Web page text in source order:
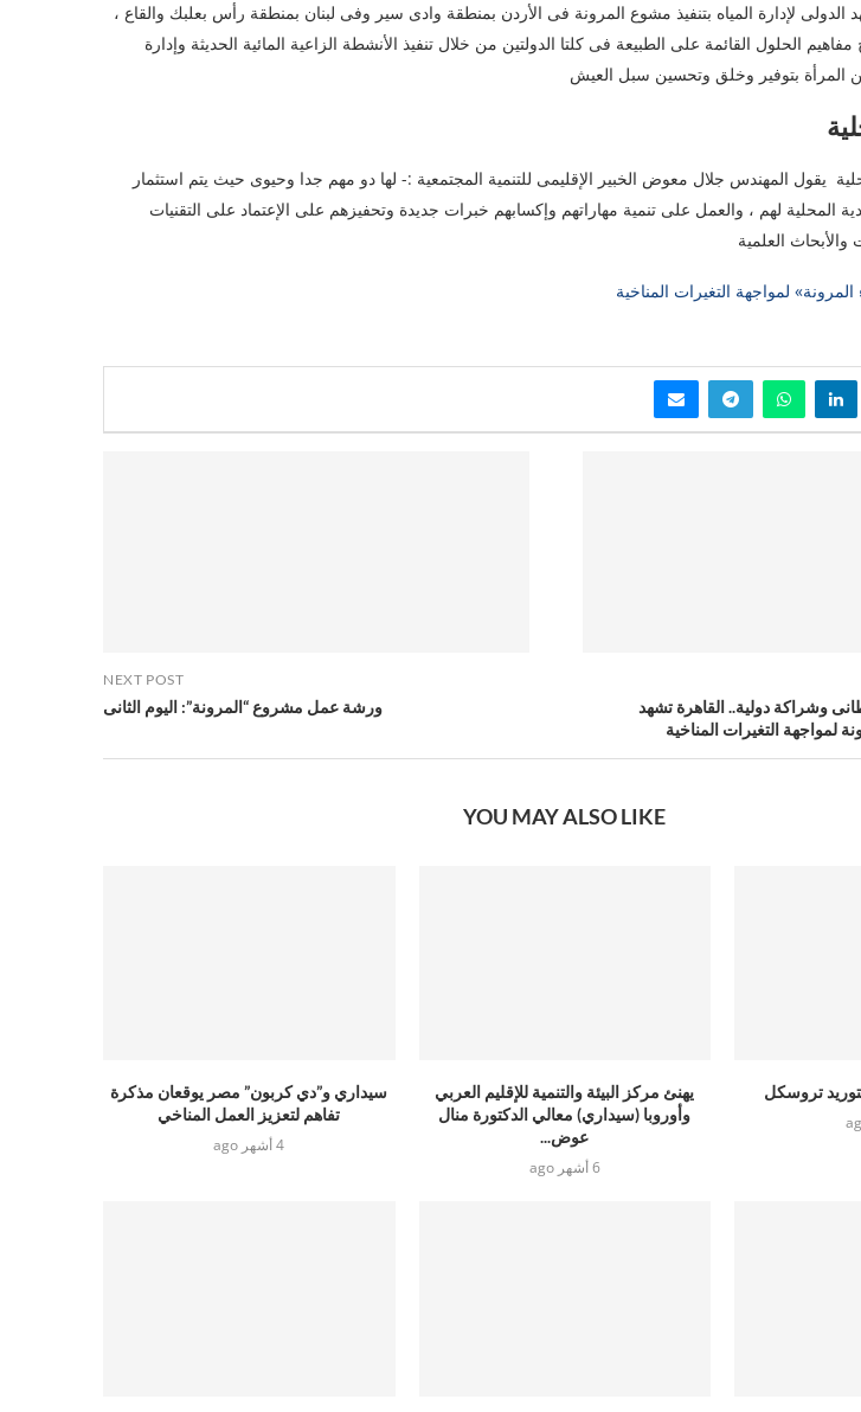
الدولى لإدارة المياه بتنفيذ مشوع المرونة فى الأردن بمنطقة وادى سير وفى لبنان بمنطقة رأس بعلبك والقاع ،
الحلول القائمة على الطبيعة فى كلتا الدولتين من خلال تنفيذ الأنشطة الزاعية المائية الحديثة وإدارة
المرأة بتوفير وخلق وتحسين سبل العيش
يقول المهندس جلال معوض الخبير الإقليمى للتنمية المجتمعية :- لها دو مهم جدا وحيوى حيث يتم استثمار
المحلية لهم ، والعمل على تنمية مهاراتهم وإكسابهم خبرات جديدة وتحفيزهم على الإعتماد على التقنيات
والأبحاث العلمية
لمواجهة التغيرات المناخية
وشراكة دولية.. القاهرة تشهد
لمواجهة التغيرات المناخية
NEXT POST
ورشة عمل مشروع “المرونة”: اليوم الثانى
YOU MAY ALSO LIKE
سيداري و”دي كربون” مصر يوقعان مذكرة
تفاهم لتعزيز العمل المناخي
4 أشهر ago
يهنئ مركز البيئة والتنمية للإقليم العربي
وأوروبا (سيداري) معالي الدكتورة منال
عوض...
6 أشهر ago
تروسكل